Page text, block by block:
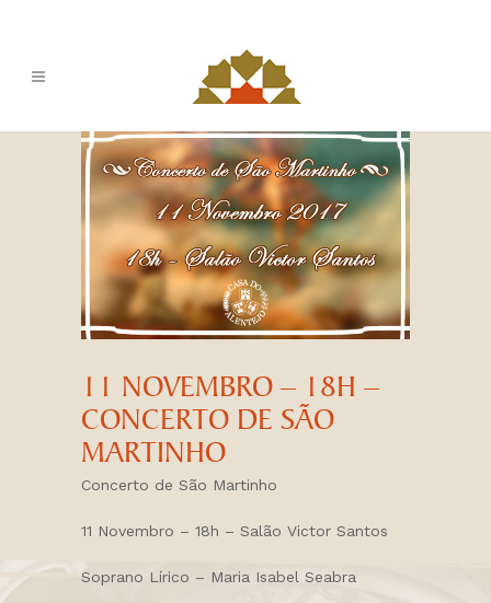
11 NOVEMBRO – 18H –
CONCERTO DE SÃO
MARTINHO
Concerto de São Martinho
11 Novembro – 18h – Salão Victor Santos
Soprano Lírico – Maria Isabel Seabra